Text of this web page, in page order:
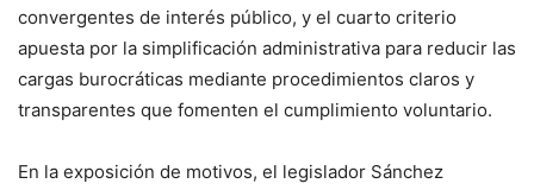
convergentes de interés público, y el cuarto criterio
apuesta por la simplificación administrativa para reducir las
cargas burocráticas mediante procedimientos claros y
transparentes que fomenten el cumplimiento voluntario.
En la exposición de motivos, el legislador Sánchez